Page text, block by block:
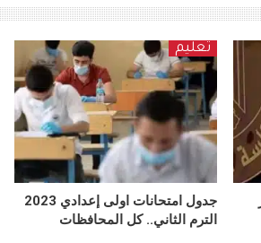
تعليم
جدول امتحانات اولى إعدادي 2023
الترم الثاني.. كل المحافظات